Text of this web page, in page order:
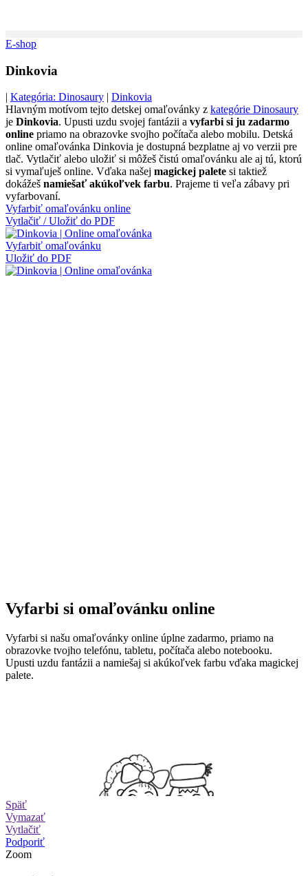
E-shop
Dinkovia
| Kategória: Dinosaury | Dinkovia
Hlavným motívom tejto detskej omaľovánky z kategórie Dinosaury
je Dinkovia. Upusti uzdu svojej fantázii a vyfarbi si ju zadarmo
online priamo na obrazovke svojho počítača alebo mobilu. Detská
online omaľovánka Dinkovia je dostupná bezplatne aj vo verzii pre
tlač. Vytlačiť alebo uložiť si môžeš čistú omaľovánku ale aj tú, ktorú
si vymaľuješ online. Vďaka našej magickej palete si taktiež
dokážeš namiešať akúkoľvek farbu. Prajeme ti veľa zábavy pri
vyfarbovaní.
Vyfarbiť omaľovánku online
Vytlačiť / Uložiť do PDF
Vyfarbiť omaľovánku
Uložiť do PDF
Vyfarbi si omaľovánku online
Vyfarbi si našu omaľovánky online úplne zadarmo, priamo na
obrazovke tvojho telefónu, tabletu, počítača alebo notebooku.
Upusti uzdu fantázii a namiešaj si akúkoľvek farbu vďaka magickej
palete.
Späť
Vymazať
Vytlačiť
Podporiť
Zoom